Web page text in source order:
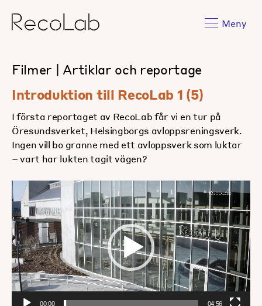
Meny
Filmer | Artiklar och reportage
Introduktion till RecoLab 1 (5)
I första reportaget av RecoLab får vi en tur på
Öresundsverket, Helsingborgs avloppsreningsverk.
Ingen vill bo granne med ett avloppsverk som luktar
– vart har lukten tagit vägen?
Videospelare
00:00 04:56